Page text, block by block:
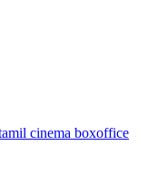
cinema boxoffice